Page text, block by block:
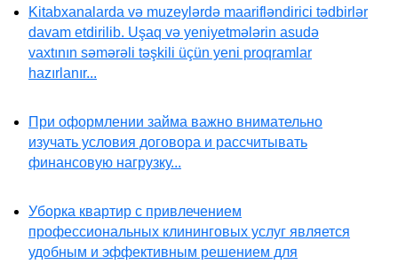
Kitabxanalarda və muzeylərdə maarifləndirici tədbirlər
davam etdirilib. Uşaq və yeniyetmələrin asudə
vaxtının səmərəli təşkili üçün yeni proqramlar
hazırlanır...
При оформлении займа важно внимательно
изучать условия договора и рассчитывать
финансовую нагрузку...
Уборка квартир с привлечением
профессиональных клининговых услуг является
удобным и эффективным решением для